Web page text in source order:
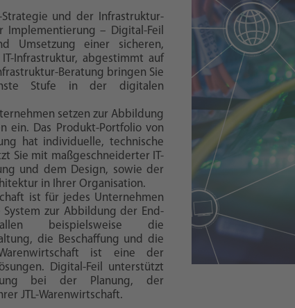
Strategie und der Infrastruktur-
Implementierung – Digital-Feil
Umsetzung einer sicheren,
Infrastruktur, abgestimmt auf
Beratung bringen Sie
Stufe in der digitalen
setzen zur Abbildung
ein. Das Produkt-Portfolio von
hat individuelle, technische
Sie mit maßgeschneiderter IT-
und dem Design, sowie der
in Ihrer Organisation.
ist für jedes Unternehmen
System zur Abbildung der End-
beispielsweise die
die Beschaffung und die
Warenwirtschaft ist eine der
Digital-Feil unterstützt
bei der Planung, der
JTL-Warenwirtschaft.